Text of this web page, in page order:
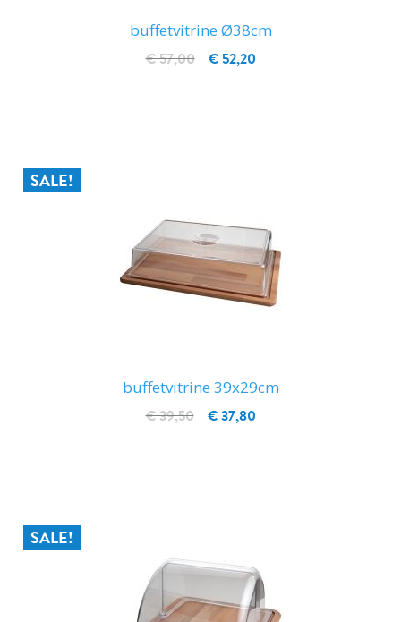
buffetvitrine Ø38cm
€ 52,20
€ 57,00
SALE!
buffetvitrine 39x29cm
€ 37,80
€ 39,50
SALE!